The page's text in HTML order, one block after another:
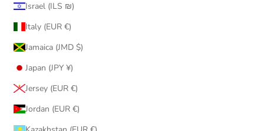
Israel (ILS ₪)
Italy (EUR €)
Jamaica (JMD $)
Japan (JPY ¥)
Jersey (EUR €)
Jordan (EUR €)